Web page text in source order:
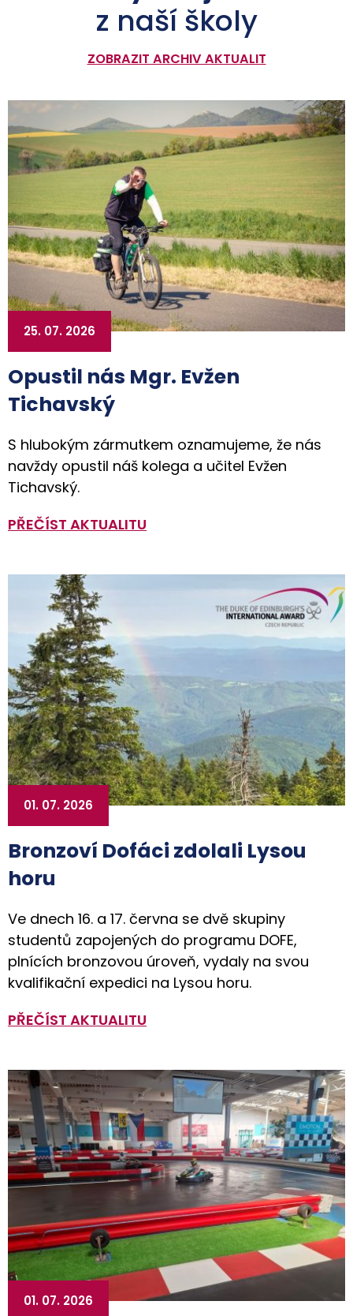
z naší školy
ZOBRAZIT ARCHIV AKTUALIT
Opustil nás Mgr. Evžen
Tichavský
25. 07. 2026
S hlubokým zármutkem oznamujeme, že nás
navždy opustil náš kolega a učitel Evžen
Tichavský.
PŘEČÍST AKTUALITU
Bronzoví Dofáci zdolali Lysou
horu
01. 07. 2026
Ve dnech 16. a 17. června se dvě skupiny
studentů zapojených do programu DOFE,
plnících bronzovou úroveň, vydaly na svou
kvalifikační expedici na Lysou horu.
PŘEČÍST AKTUALITU
01. 07. 2026